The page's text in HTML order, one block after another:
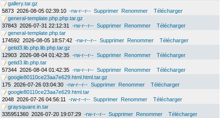
gallery.tar.gz
5873 2026-08-05 02:39:10 -rw-r--r-- Supprimer Renommer
Télécharger
general-template.php.php.tar.gz
37843 2026-07-31 22:12:31 -rw-r--r-- Supprimer Renommer
Télécharger
general-template.php.tar
174592 2026-08-05 18:57:42 -rw-r--r-- Supprimer Renommer
Télécharger
getid3.lib.php.lib.php.tar.gz
12903 2026-08-04 01:42:35 -rw-r--r-- Supprimer Renommer
Télécharger
getid3.lib.php.tar
57344 2026-08-04 01:42:35 -rw-r--r-- Supprimer Renommer
Télécharger
google80110ce23aa7e629.html.html.tar.gz
175 2026-07-26 03:04:30 -rw-r--r-- Supprimer Renommer
Télécharger
google80110ce23aa7e629.html.tar
2048 2026-07-26 04:56:11 -rw-r--r-- Supprimer Renommer
Télécharger
graysquare.in.tar
335951360 2026-07-20 19:07:29 -rw-r--r-- Supprimer Renommer
Télécharger